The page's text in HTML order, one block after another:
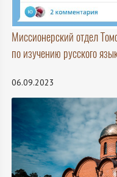
Миссионерский отдел
по изучению русского
06.09.2023